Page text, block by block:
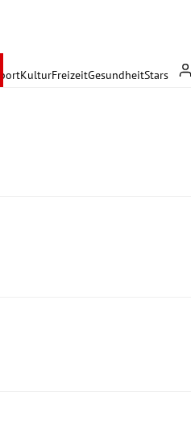
SportKulturFreizeitGesundheitStars